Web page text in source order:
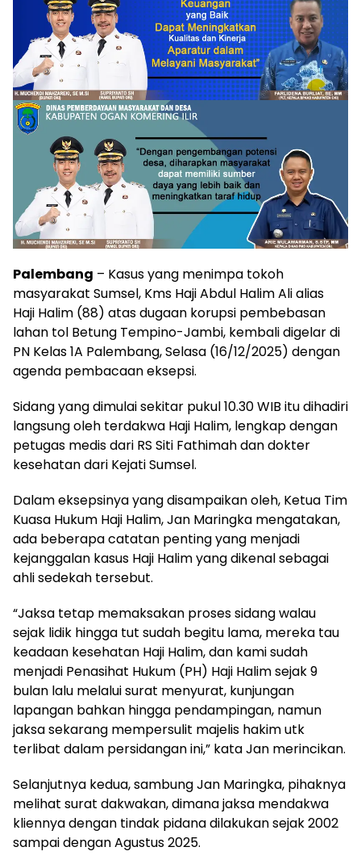
Palembang – Kasus yang menimpa tokoh
masyarakat Sumsel, Kms Haji Abdul Halim Ali alias
Haji Halim (88) atas dugaan korupsi pembebasan
lahan tol Betung Tempino-Jambi, kembali digelar di
PN Kelas 1A Palembang, Selasa (16/12/2025) dengan
agenda pembacaan eksepsi.
Sidang yang dimulai sekitar pukul 10.30 WIB itu dihadiri
langsung oleh terdakwa Haji Halim, lengkap dengan
petugas medis dari RS Siti Fathimah dan dokter
kesehatan dari Kejati Sumsel.
Dalam eksepsinya yang disampaikan oleh, Ketua Tim
Kuasa Hukum Haji Halim, Jan Maringka mengatakan,
ada beberapa catatan penting yang menjadi
kejanggalan kasus Haji Halim yang dikenal sebagai
ahli sedekah tersebut.
“Jaksa tetap memaksakan proses sidang walau
sejak lidik hingga tut sudah begitu lama, mereka tau
keadaan kesehatan Haji Halim, dan kami sudah
menjadi Penasihat Hukum (PH) Haji Halim sejak 9
bulan lalu melalui surat menyurat, kunjungan
lapangan bahkan hingga pendampingan, namun
jaksa sekarang mempersulit majelis hakim utk
terlibat dalam persidangan ini,” kata Jan merincikan.
Selanjutnya kedua, sambung Jan Maringka, pihaknya
melihat surat dakwakan, dimana jaksa mendakwa
kliennya dengan tindak pidana dilakukan sejak 2002
sampai dengan Agustus 2025.